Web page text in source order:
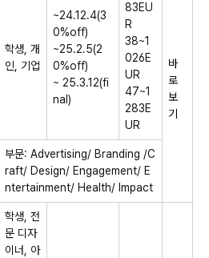
학생, 개
인, 기업
~24.12.4(3
0%off)
~25.2.5(2
0%off)
~ 25.3.12(fi
nal)
83EU
R
38~1
026E
UR
47~1
283E
UR
바
로
보
기
부문: Advertising/ Branding /C
raft/ Design/ Engagement/ E
ntertainment/ Health/ Impact
학생, 전
문 디자
이너, 아